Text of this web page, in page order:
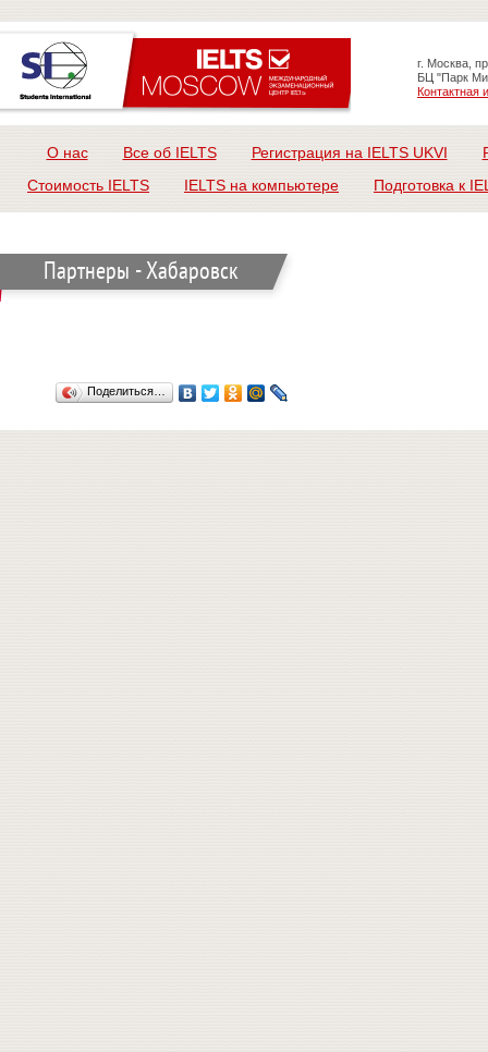
г. Москва,
БЦ "Парк
Контактная
О нас Все об IELTS Регистрация на IELTS UKVI
Стоимость IELTS
IELTS на компьютере Подготовка к
Партнеры - Хабаровск
Поделиться…